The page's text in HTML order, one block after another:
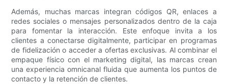
Además, muchas marcas integran códigos QR, enlaces a
redes sociales o mensajes personalizados dentro de la caja
para fomentar la interacción. Este enfoque invita a los
clientes a conectarse digitalmente, participar en programas
de fidelización o acceder a ofertas exclusivas. Al combinar el
empaque físico con el marketing digital, las marcas crean
una experiencia omnicanal fluida que aumenta los puntos de
contacto y la retención de clientes.